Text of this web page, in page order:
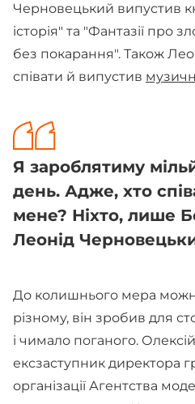
Черновецький випустив
історія" та "Фантазії про
без покарання". Також
співати й випустив
Я зароблятиму
день. Адже, хто
мене? Ніхто, лише
Леонід
До колишнього мера
різному, він зробив для
і чимало поганого.
ексзаступник директора
організації Агентства